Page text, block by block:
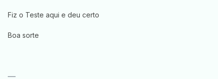
Fiz o Teste aqui e deu certo
Boa sorte